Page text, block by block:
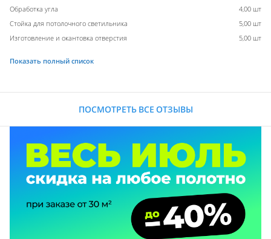
Обработка угла
4,00 шт
Стойка для потолочного светильника
5,00 шт
Изготовление и окантовка отверстия
5,00 шт
Показать полный список
ПОСМОТРЕТЬ ВСЕ ОТЗЫВЫ